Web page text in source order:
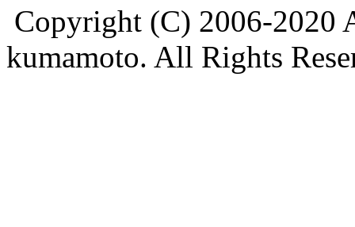
Copyright (C) 2006-2020
kumamoto. All Rights